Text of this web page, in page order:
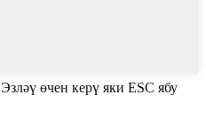
Эзләү өчен керү яки ESC ябу